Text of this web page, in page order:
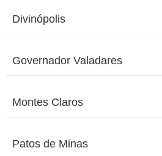
Divinópolis
Governador Valadares
Montes Claros
Patos de Minas